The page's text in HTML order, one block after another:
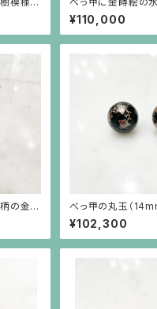
ヤリング
¥110,000
の金蒔
金
べっ甲の丸玉（
の薔薇の螺旋ピアス
ト）
¥102,300